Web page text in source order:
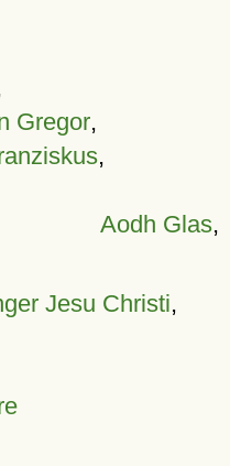
Gregor,
,
Aodh Glas,
Jesu Christi,